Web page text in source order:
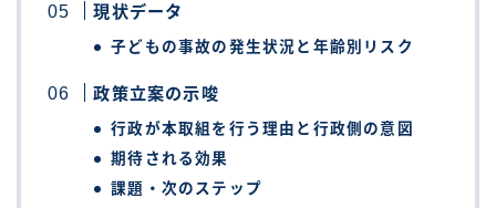
現状データ
子どもの事故の発生状況と年齢別リスク
政策立案の示唆
行政が本取組を行う理由と行政側の意図
期待される効果
課題・次のステップ